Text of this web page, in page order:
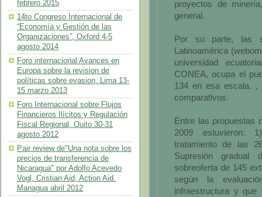
febrero 2015
14to Congreso Internacional de
“Economía y Gestión de las
Organizaciones”, Oxford 4-5
agosto 2014
Foro internacional Avances en
Europa sobre la revision de
políticas sobre evasion, Lima 13-
15 marzo 2013
Foro Internacional sobre Flujos
Financieros Ilícitos y Regulación
Fiscal Regional, Quito 30-31
agosto 2012
Pair review de"Una nota sobre los
precios de transferencia de
Nicaragua" por Adolfo Acevedo
Vogl, Cristian Aid, Action Aid.
Managua abril 2012
proyectos de
general.
Por su parte, las
Latinoamérica
universidad
CONEA, ocupa el
134 en esa escala. ,
comparativos.
Entre las propuestas
2009 estuvieron:
tratamiento de las
Supresión gradual
sobreoferta de 145
según la
infraestructura y